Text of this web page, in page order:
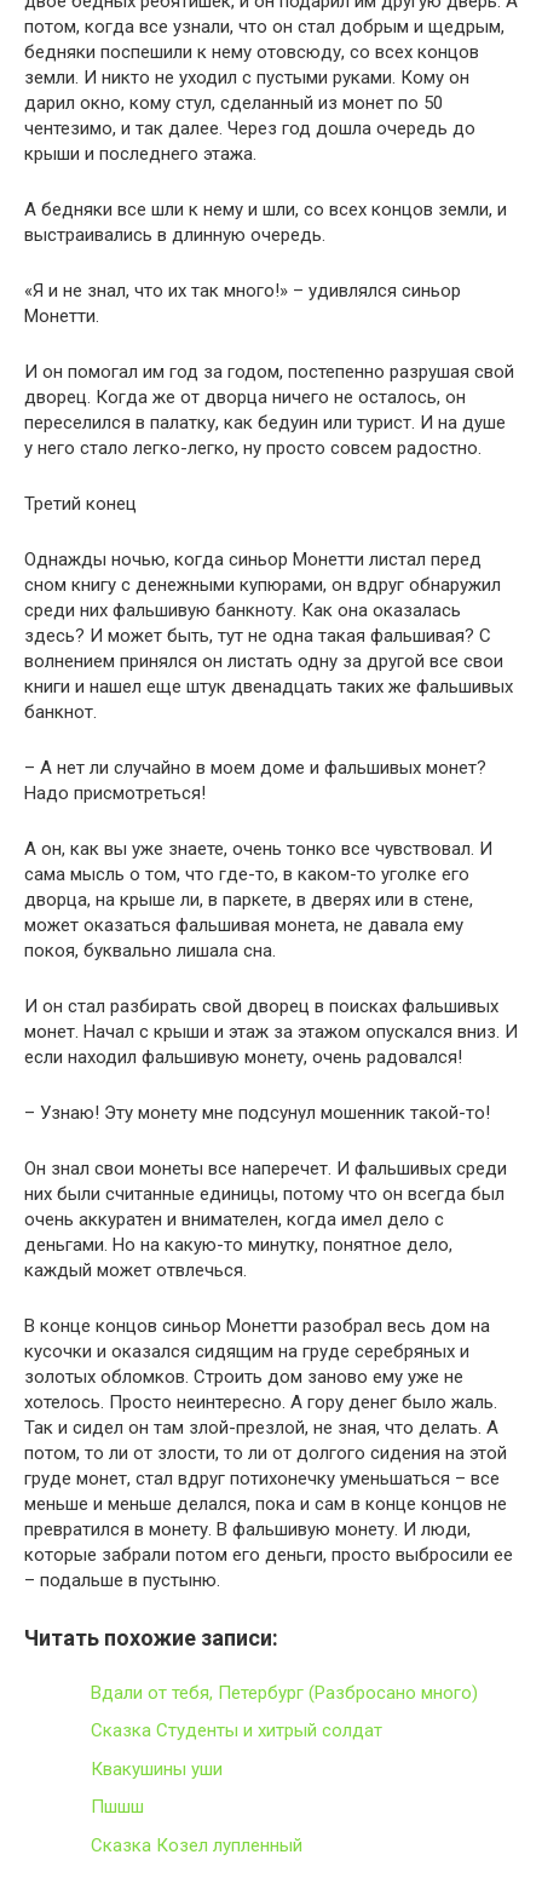
потом, когда все узнали, что он стал добрым и щедрым,
бедняки поспешили к нему отовсюду, со всех концов
земли. И никто не уходил с пустыми руками. Кому он
дарил окно, кому стул, сделанный из монет по 50
чентезимо, и так далее. Через год дошла очередь до
крыши и последнего этажа.
А бедняки все шли к нему и шли, со всех концов земли, и
выстраивались в длинную очередь.
«Я и не знал, что их так много!» – удивлялся синьор
Монетти.
И он помогал им год за годом, постепенно разрушая свой
дворец. Когда же от дворца ничего не осталось, он
переселился в палатку, как бедуин или турист. И на душе
у него стало легко-легко, ну просто совсем радостно.
Третий конец
Однажды ночью, когда синьор Монетти листал перед
сном книгу с денежными купюрами, он вдруг обнаружил
среди них фальшивую банкноту. Как она оказалась
здесь? И может быть, тут не одна такая фальшивая? С
волнением принялся он листать одну за другой все свои
книги и нашел еще штук двенадцать таких же фальшивых
банкнот.
– А нет ли случайно в моем доме и фальшивых монет?
Надо присмотреться!
А он, как вы уже знаете, очень тонко все чувствовал. И
сама мысль о том, что где-то, в каком-то уголке его
дворца, на крыше ли, в паркете, в дверях или в стене,
может оказаться фальшивая монета, не давала ему
покоя, буквально лишала сна.
И он стал разбирать свой дворец в поисках фальшивых
монет. Начал с крыши и этаж за этажом опускался вниз. И
если находил фальшивую монету, очень радовался!
– Узнаю! Эту монету мне подсунул мошенник такой-то!
Он знал свои монеты все наперечет. И фальшивых среди
них были считанные единицы, потому что он всегда был
очень аккуратен и внимателен, когда имел дело с
деньгами. Но на какую-то минутку, понятное дело,
каждый может отвлечься.
В конце концов синьор Монетти разобрал весь дом на
кусочки и оказался сидящим на груде серебряных и
золотых обломков. Строить дом заново ему уже не
хотелось. Просто неинтересно. А гору денег было жаль.
Так и сидел он там злой-презлой, не зная, что делать. А
потом, то ли от злости, то ли от долгого сидения на этой
груде монет, стал вдруг потихонечку уменьшаться – все
меньше и меньше делался, пока и сам в конце концов не
превратился в монету. В фальшивую монету. И люди,
которые забрали потом его деньги, просто выбросили ее
– подальше в пустыню.
Читать похожие записи:
Вдали от тебя, Петербург (Разбросано много)
Сказка Студенты и хитрый солдат
Квакушины уши
Пшшш
Сказка Козел лупленный